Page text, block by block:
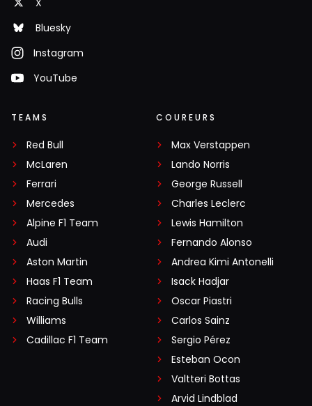
Bluesky
Instagram
YouTube
TEAMS
Red Bull
McLaren
Ferrari
Mercedes
Alpine F1 Team
Audi
Aston Martin
Haas F1 Team
Racing Bulls
Williams
Cadillac F1 Team
COUREURS
Max Verstappen
Lando Norris
George Russell
Charles Leclerc
Lewis Hamilton
Fernando Alonso
Andrea Kimi Antonelli
Isack Hadjar
Oscar Piastri
Carlos Sainz
Sergio Pérez
Esteban Ocon
Valtteri Bottas
Arvid Lindblad